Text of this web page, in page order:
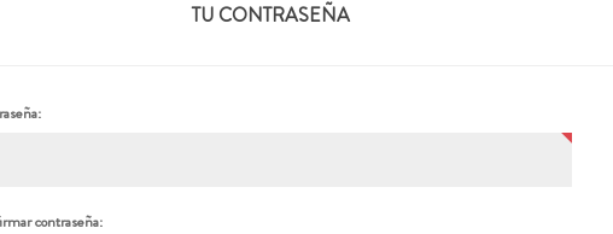
TU CONTRASEÑA
contraseña: